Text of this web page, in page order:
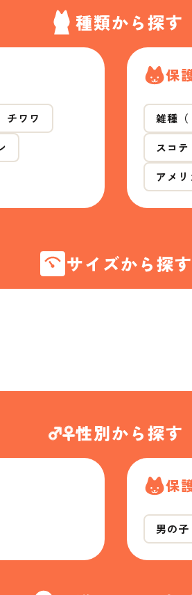
種類から探す
チワワ
保
雑種（
スコ
アメ
サイズから探す
性別から探す
保
男の子